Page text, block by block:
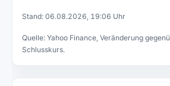
Stand: 06.08.2026, 19:06 Uhr
Quelle: Yahoo Finance, Veränderung
Schlusskurs.